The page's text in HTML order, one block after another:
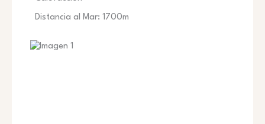
Distancia al Mar: 1700m